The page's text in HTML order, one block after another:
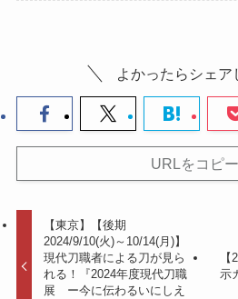
よかったらシェア
URLをコピ
【東京】【後期
2024/9/10(火)～10/14(月)】
現代刀職者による刀が見ら
れる！『2024年度現代刀職
展 ー今に伝わるいにしえ
示